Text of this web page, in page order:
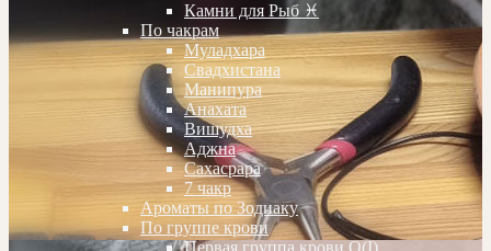
Камни для Рыб ♓️
По чакрам
Муладхара
Свадхистана
Манипура
Анахата
Вишудха
Аджна
Сахасрара
7 чакр
Ароматы по Зодиаку
По группе крови
Первая группа крови О(I)